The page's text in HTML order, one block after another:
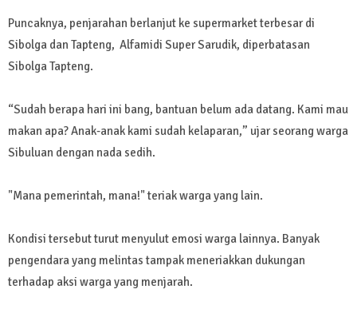
Puncaknya, penjarahan berlanjut ke supermarket terbesar di
Sibolga dan Tapteng, Alfamidi Super Sarudik, diperbatasan
Sibolga Tapteng.
“Sudah berapa hari ini bang, bantuan belum ada datang. Kami mau
makan apa? Anak-anak kami sudah kelaparan,” ujar seorang warga
Sibuluan dengan nada sedih.
"Mana pemerintah, mana!" teriak warga yang lain.
Kondisi tersebut turut menyulut emosi warga lainnya. Banyak
pengendara yang melintas tampak meneriakkan dukungan
terhadap aksi warga yang menjarah.